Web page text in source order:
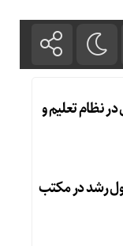
نظام تعلیم و
رشد در مکتب